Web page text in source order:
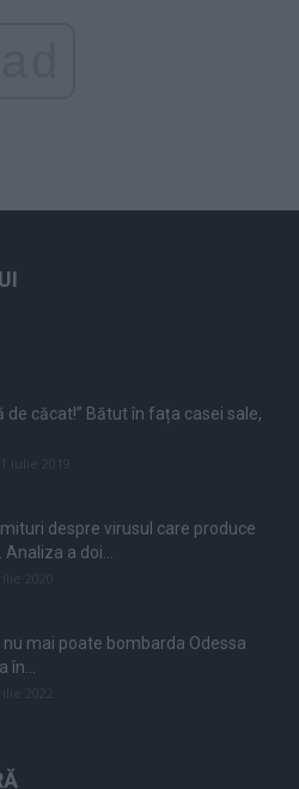
de căcat!” Bătut în fața casei sale,
despre virusul care produce
Analiza a doi...
nu mai poate bombarda Odessa